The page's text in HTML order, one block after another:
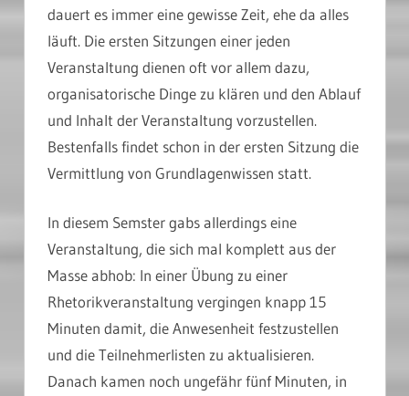
dauert es immer eine gewisse Zeit, ehe da alles
läuft. Die ersten Sitzungen einer jeden
Veranstaltung dienen oft vor allem dazu,
organisatorische Dinge zu klären und den Ablauf
und Inhalt der Veranstaltung vorzustellen.
Bestenfalls findet schon in der ersten Sitzung die
Vermittlung von Grundlagenwissen statt.
In diesem Semster gabs allerdings eine
Veranstaltung, die sich mal komplett aus der
Masse abhob: In einer Übung zu einer
Rhetorikveranstaltung vergingen knapp 15
Minuten damit, die Anwesenheit festzustellen
und die Teilnehmerlisten zu aktualisieren.
Danach kamen noch ungefähr fünf Minuten, in